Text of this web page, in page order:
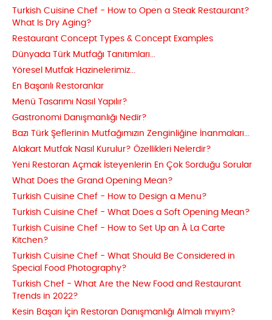
Turkish Cuisine Chef - How to Open a Steak Restaurant?
What Is Dry Aging?
Restaurant Concept Types & Concept Examples
Dünyada Türk Mutfağı Tanıtımları...
Yöresel Mutfak Hazinelerimiz...
En Başarılı Restoranlar
Menü Tasarımı Nasıl Yapılır?
Gastronomi Danışmanlığı Nedir?
Bazı Türk Şeflerinin Mutfağımızın Zenginliğine İnanmaları...
Alakart Mutfak Nasıl Kurulur? Özellikleri Nelerdir?
Yeni Restoran Açmak İsteyenlerin En Çok Sorduğu Sorular
What Does the Grand Opening Mean?
Turkish Cuisine Chef - How to Design a Menu?
Turkish Cuisine Chef - What Does a Soft Opening Mean?
Turkish Cuisine Chef - How to Set Up an À La Carte
Kitchen?
Turkish Cuisine Chef - What Should Be Considered in
Special Food Photography?
Turkish Chef - What Are the New Food and Restaurant
Trends in 2022?
Kesin Başarı İçin Restoran Danışmanlığı Almalı mıyım?